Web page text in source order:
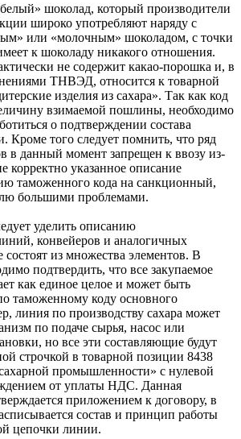
шоколад, который производители
широко употребляют наряду с
или «молочным» шоколадом, с точки
к шоколаду никакого отношения.
не содержит какао-порошка и, в
ТНВЭД, относится к товарной
изделия из сахара». Так как код
взимаемой пошлины, необходимо
о подтверждении состава
Кроме того следует помнить, что ряд
в данный момент запрещен к ввозу из-
корректно указанное описание
таможенного кода на санкционный,
большими проблемами.
уделить описанию
конвейеров и аналогичных
состоят из множества элементов. В
подтвердить, что все закупаемое
как единое целое и может быть
таможенному коду основного
линия по производству сахара может
по подаче сырья, насос или
но все эти составляющие будут
строчкой в товарной позиции 8438
промышленности» с нулевой
от уплаты НДС. Данная
приложением к договору, в
состав и принцип работы
цепочки линии.